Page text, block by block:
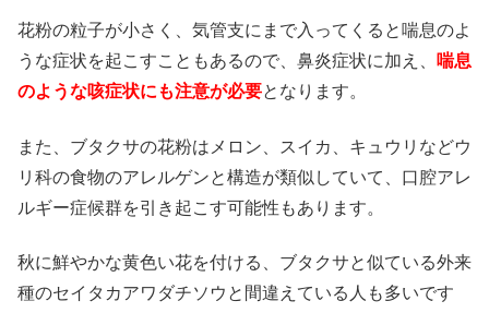
花粉の粒子が小さく、気管支にまで入ってくると喘息のよ
うな症状を起こすこともあるので、鼻炎症状に加え、
喘息
のような咳症状にも注意が必要となります。
また、ブタクサの花粉はメロン、スイカ、キュウリなどウ
リ科の食物のアレルゲンと構造が類似していて、口腔アレ
ルギー症候群を引き起こす可能性もあります。
秋に鮮やかな黄色い花を付ける、ブタクサと似ている外来
種のセイタカアワダチソウ と間違えている人も多いです